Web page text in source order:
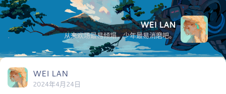
WEI LAN
从来欢场最易倾塌，少年最易消磨吧。
WEI LAN
2024年4月24日